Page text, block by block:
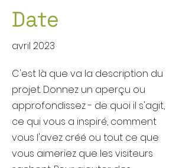
Date
avril 2023
C'est là que va la description du
projet. Donnez un aperçu ou
approfondissez - de quoi il s'agit,
ce qui vous a inspiré, comment
vous l'avez créé ou tout ce que
vous aimeriez que les visiteurs